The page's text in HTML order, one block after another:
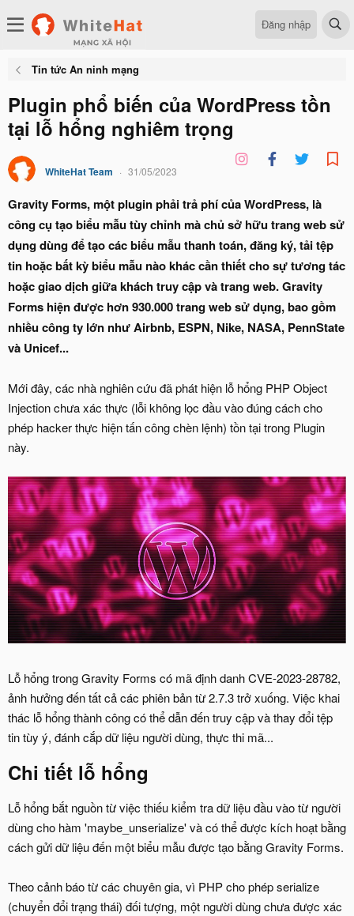
Đăng nhập
Tin tức An ninh mạng
Plugin phổ biến của WordPress tồn
tại lỗ hổng nghiêm trọng
WhiteHat Team 31/05/2023
Gravity Forms, một plugin phải trả phí của WordPress, là
công cụ tạo biểu mẫu tùy chỉnh mà chủ sở hữu trang web sử
dụng dùng để tạo các biểu mẫu thanh toán, đăng ký, tải tệp
tin hoặc bất kỳ biểu mẫu nào khác cần thiết cho sự tương tác
hoặc giao dịch giữa khách truy cập và trang web. Gravity
Forms hiện được hơn 930.000 trang web sử dụng, bao gồm
nhiều công ty lớn như Airbnb, ESPN, Nike, NASA, PennState
và Unicef...
Mới đây, các nhà nghiên cứu đã phát hiện lỗ hổng PHP Object
Injection chưa xác thực (lỗi không lọc đầu vào đúng cách cho
phép hacker thực hiện tấn công chèn lệnh) tồn tại trong Plugin
này.
Lỗ hổng trong Gravity Forms có mã định danh CVE-2023-28782,
ảnh hưởng đến tất cả các phiên bản từ 2.7.3 trở xuống. Việc khai
thác lỗ hổng thành công có thể dẫn đến truy cập và thay đổi tệp
tin tùy ý, đánh cắp dữ liệu người dùng, thực thi mã...
Chi tiết lỗ hổng
Lỗ hổng bắt nguồn từ việc thiếu kiểm tra dữ liệu đầu vào từ người
dùng cho hàm 'maybe_unserialize' và có thể được kích hoạt bằng
cách gửi dữ liệu đến một biểu mẫu được tạo bằng Gravity Forms.
Theo cảnh báo từ các chuyên gia, vì PHP cho phép serialize
(chuyển đổi trạng thái) đối tượng, một người dùng chưa được xác